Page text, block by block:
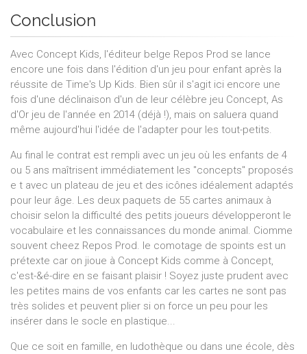
Conclusion
Avec Concept Kids, l'éditeur belge Repos Prod se lance
encore une fois dans l'édition d'un jeu pour enfant après la
réussite de Time's Up Kids. Bien sûr il s'agit ici encore une
fois d'une déclinaison d'un de leur célèbre jeu Concept, As
d'Or jeu de l'année en 2014 (déjà !), mais on saluera quand
même aujourd'hui l'idée de l'adapter pour les tout-petits.
Au final le contrat est rempli avec un jeu où les enfants de 4
ou 5 ans maîtrisent immédiatement les "concepts" proposés
e t avec un plateau de jeu et des icônes idéalement adaptés
pour leur âge. Les deux paquets de 55 cartes animaux à
choisir selon la difficulté des petits joueurs développeront le
vocabulaire et les connaissances du monde animal. Ciomme
souvent cheez Repos Prod. le comotage de spoints est un
prétexte car on jioue à Concept Kids comme à Concept,
c'est-&é-dire en se faisant plaisir ! Soyez juste prudent avec
les petites mains de vos enfants car les cartes ne sont pas
très solides et peuvent plier si on force un peu pour les
insérer dans le socle en plastique...
Que ce soit en famille, en ludothèque ou dans une école, dès